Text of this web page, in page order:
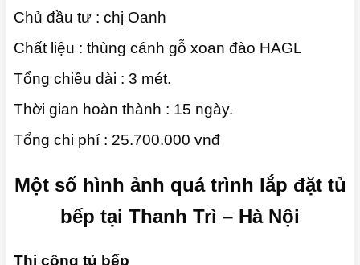
Chủ đầu tư : chị Oanh
Chất liệu : thùng cánh gỗ xoan đào HAGL
Tổng chiều dài : 3 mét.
Thời gian hoàn thành : 15 ngày.
Tổng chi phí : 25.700.000 vnđ
Một số hình ảnh quá trình lắp đặt tủ
bếp tại Thanh Trì – Hà Nội
Thi công tủ bếp